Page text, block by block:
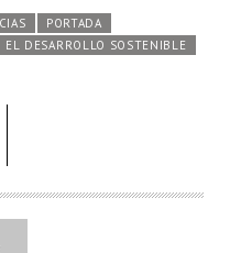
PORTADA
EL DESARROLLO SOSTENIBLE